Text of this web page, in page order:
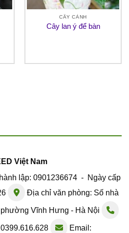
CÂY CẢNH
Cây lan ý để bàn
Việt Nam
lập: 0901236674 - Ngày cấp
Địa chỉ văn phòng: Số nhà
Vĩnh Hưng - Hà Nội
Email: